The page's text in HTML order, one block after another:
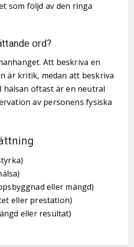
som följd av den ringa
ord?
Att beskriva en
är kritik, medan att beskriva
hälsan oftast är en neutral
av personens fysiska
eller mängd)
eller prestation)
eller resultat)